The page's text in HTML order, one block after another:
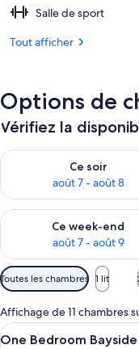
Salle de sport
Tout afficher
Options de
Vérifiez la
Ce soir
août 7 - août 8
Vérifier la disponibilité
Ce week-end
août 7 - août 9
Vérifier la disponibilité
Filtres
disponibles
pour
les
chambres
Toutes les chambres 1 lit
Affichage de 11 chambres
Afficher
5
One Bedroom